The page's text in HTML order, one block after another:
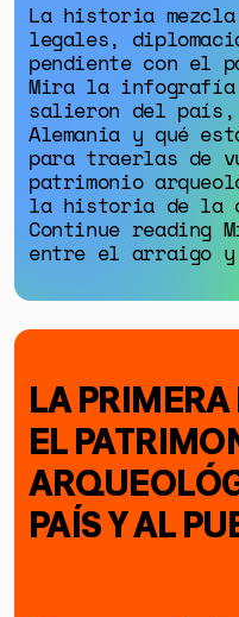
GÉNERO
DERECHOS
SALUD
SOBRE
ESPECIALES
La historia
legales,
pendiente con el
Mira la infografía
salieron del país,
Alemania y qué
para traerlas de
patrimonio
la historia de la
Continue reading
entre el arraigo
LA
EL
PAÍS Y AL